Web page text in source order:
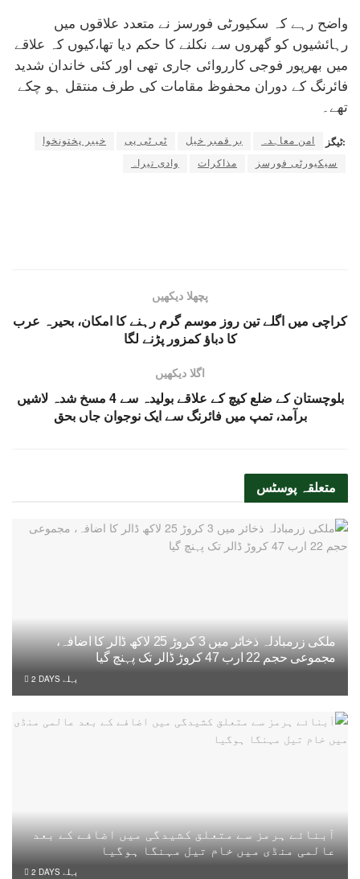
واضح رہے کہ سکیورٹی فورسز نے متعدد علاقوں میں
رہائشیوں کو گھروں سے نکلنے کا حکم دیا تھا،کیوں کہ علاقے
میں بھرپور فوجی کارروائی جاری تھی اور کئی خاندان شدید
فائرنگ کے دوران محفوظ مقامات کی طرف منتقل ہو چکے
تھے۔
ٹیگز: امن معاہدہ بر قمبر خیل ٹی ٹی پی
خیبر پختونخوا
سیکیورٹی فورسز
مذاکرات وادی تیراہ
پچھلا دیکھیں
کراچی میں اگلے تین روز موسم گرم رہنے کا امکان، بحیرہ عرب
کا دباؤ کمزور پڑنے لگا
اگلا دیکھیں
بلوچستان کے ضلع کیچ کے علاقے بولیدہ سے 4 مسخ شدہ لاشیں
برآمد، تمپ میں فائرنگ سے ایک نوجوان جاں بحق
متعلقہ پوسٹس
ملکی زرمبادلہ ذخائر میں 3 کروڑ 25 لاکھ ڈالر کا اضافہ،
مجموعی حجم 22 ارب 47 کروڑ ڈالر تک پہنچ گیا
2 DAYS پہلے
آبنائے ہرمز سے متعلق کشیدگی میں اضافے کے بعد
عالمی منڈی میں خام تیل مہنگا ہوگیا
2 DAYS پہلے